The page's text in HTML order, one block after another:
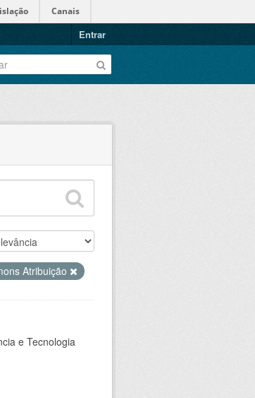
Canais
Entrar
Atribuição
e Tecnologia